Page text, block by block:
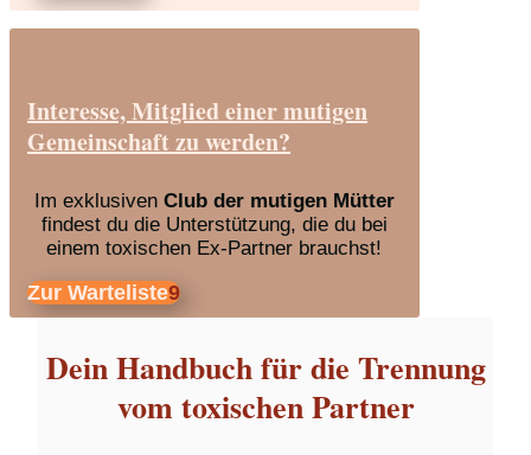
Interesse, Mitglied einer mutigen
Gemeinschaft zu werden?
Im exklusiven Club der mutigen Mütter
findest du die Unterstützung, die du bei
einem toxischen Ex-Partner brauchst!
Zur Warteliste
Dein Handbuch für die Trennung
vom toxischen Partner